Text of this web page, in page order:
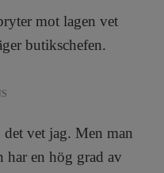
mot lagen vet
butikschefen.
vet jag. Men man
har en hög grad av